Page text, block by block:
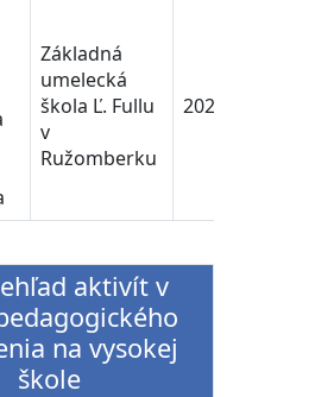
Základná
umelecká
škola Ľ. Fullu
v
Ružomberku
2024
aktivít v
na vysokej
škole